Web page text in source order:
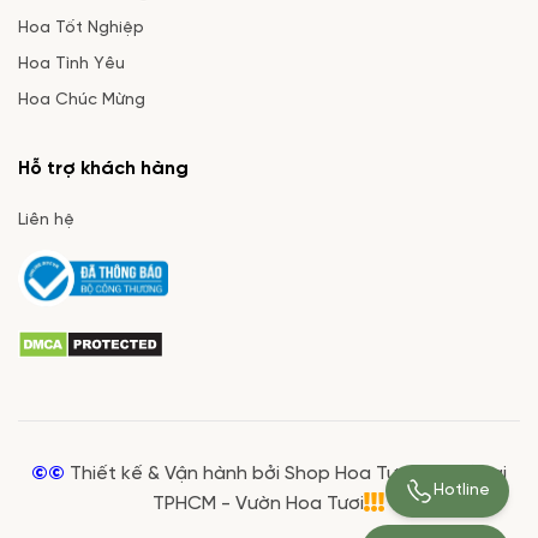
Bó hoa cẩm chướng tặng người thương
Hoa Tốt Nghiệp
Hoa Tình Yêu
Hoa Chúc Mừng
Hỗ trợ khách hàng
Liên hệ
©© Thiết kế & Vận hành bởi Shop Hoa Tươi Giá Rẻ tại
TPHCM - Vườn Hoa Tươi
Hotline